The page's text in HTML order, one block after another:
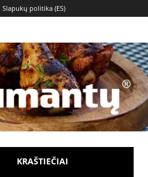
Slapukų politika (ES)
KRAŠTIEČIAI